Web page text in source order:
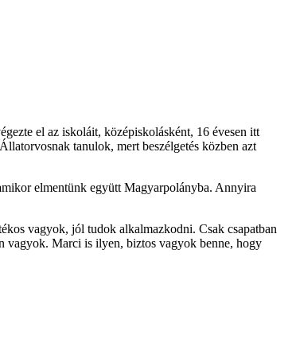
el az iskoláit, középiskolásként, 16 évesen itt
tanulok, mert beszélgetés közben azt
elmentünk együtt Magyarpolányba. Annyira
vagyok, jól tudok alkalmazkodni. Csak csapatban
vagyok. Marci is ilyen, biztos vagyok benne, hogy